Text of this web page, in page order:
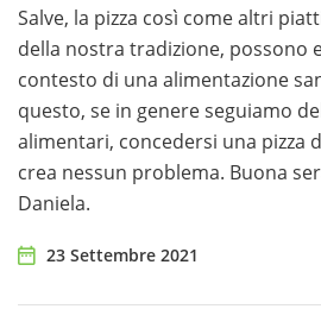
Salve, la pizza così come altri
della nostra tradizione, possono
contesto di una alimentazione
questo, se in genere seguiamo
alimentari, concedersi una pizza
crea nessun problema. Buona
Daniela.
23 Settembre 2021